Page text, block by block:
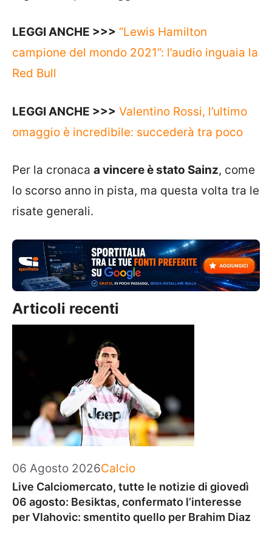
LEGGI ANCHE >>> “Lewis Hamilton
campione del mondo 2021”: l’audio inguaia la
Red Bull
LEGGI ANCHE >>> Valentino Rossi, l’ultimo
omaggio è incredibile: succederà tra poco
Per la cronaca a vincere è stato Sainz, come
lo scorso anno in pista, ma questa volta tra le
risate generali.
Articoli recenti
06 Agosto 2026Categorie
Calcio
Live Calciomercato, tutte le notizie di giovedì
06 agosto: Besiktas, confermato l’interesse
per Vlahovic: smentito quello per Brahim Diaz